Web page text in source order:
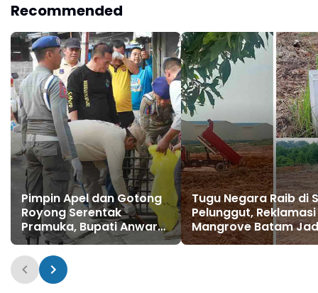
Pulang Anak Usai
Operasi di RS Thursina,
Meski Membutuhkan
Transfusi Darah
Recommended
Pimpin Apel dan Gotong
Royong Serentak
Pramuka, Bupati Anwar
Sadat Ajak Generasi
Muda Wujudkan Dasa
Darma Melalui Aksi Nyata
Peduli Lingkungan
Tugu Negara Raib di
Pelunggut, Reklamasi
Mangrove Batam
Sorotan